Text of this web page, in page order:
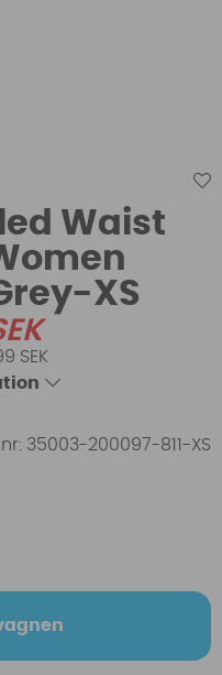
Waist
XS
SEK
35003-200097-811-XS